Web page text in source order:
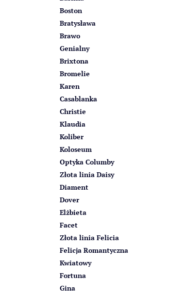
Boston
Bratysława
Brawo
Genialny
Brixtona
Bromelie
Karen
Casablanka
Christie
Klaudia
Koliber
Koloseum
Optyka Columby
Złota linia Daisy
Diament
Dover
Elżbieta
Facet
Złota linia Felicia
Felicja Romantyczna
Kwiatowy
Fortuna
Gina